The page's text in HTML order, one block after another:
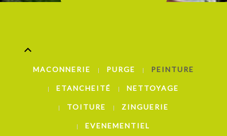
MACONNERIE PURGE PEINTURE
ETANCHEITÉ NETTOYAGE
TOITURE ZINGUERIE
EVENEMENTIEL